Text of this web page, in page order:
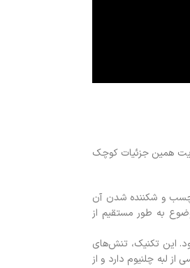
همین جزئیات کوچک
چسب و شکننده شدن آن
به طور مستقیم از
این تکنیک، تنش‌های
لبه چلنیوم دارد و از